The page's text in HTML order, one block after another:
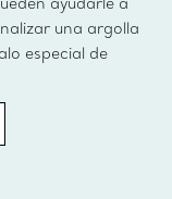
una argolla
especial de